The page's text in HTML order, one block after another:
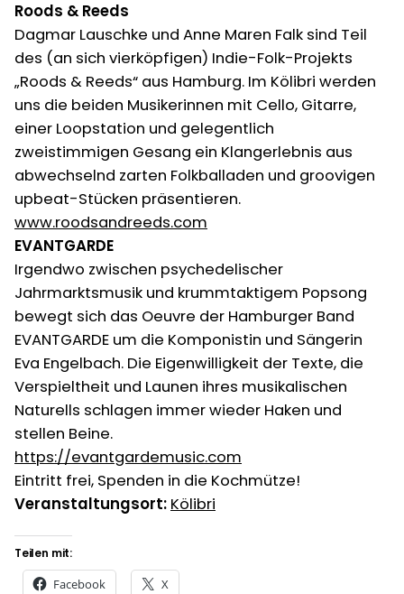
Roods & Reeds
Dagmar Lauschke und Anne Maren Falk sind Teil
des (an sich vierköpfigen) Indie-Folk-Projekts
„Roods & Reeds“ aus Hamburg. Im Kölibri werden
uns die beiden Musikerinnen mit Cello, Gitarre,
einer Loopstation und gelegentlich
zweistimmigen Gesang ein Klangerlebnis aus
abwechselnd zarten Folkballaden und groovigen
upbeat-Stücken präsentieren.
www.roodsandreeds.com
EVANTGARDE
Irgendwo zwischen psychedelischer
Jahrmarktsmusik und krummtaktigem Popsong
bewegt sich das Oeuvre der Hamburger Band
EVANTGARDE um die Komponistin und Sängerin
Eva Engelbach. Die Eigenwilligkeit der Texte, die
Verspieltheit und Launen ihres musikalischen
Naturells schlagen immer wieder Haken und
stellen Beine.
https://evantgardemusic.com
Eintritt frei, Spenden in die Kochmütze!
Veranstaltungsort: Kölibri
Teilen mit:
Facebook X